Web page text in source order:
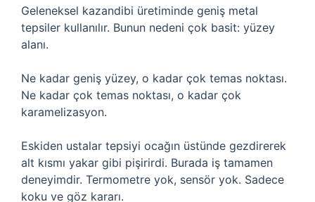
Geleneksel kazandibi üretiminde geniş metal
tepsiler kullanılır. Bunun nedeni çok basit: yüzey
alanı.
Ne kadar geniş yüzey, o kadar çok temas noktası.
Ne kadar çok temas noktası, o kadar çok
karamelizasyon.
Eskiden ustalar tepsiyi ocağın üstünde gezdirerek
alt kısmı yakar gibi pişirirdi. Burada iş tamamen
deneyimdir. Termometre yok, sensör yok. Sadece
koku ve göz kararı.